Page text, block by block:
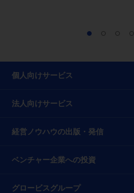
個人向けサービス
法人向けサービス
経営ノウハウの出版・発信
ベンチャー企業への投資
グロービスグループ